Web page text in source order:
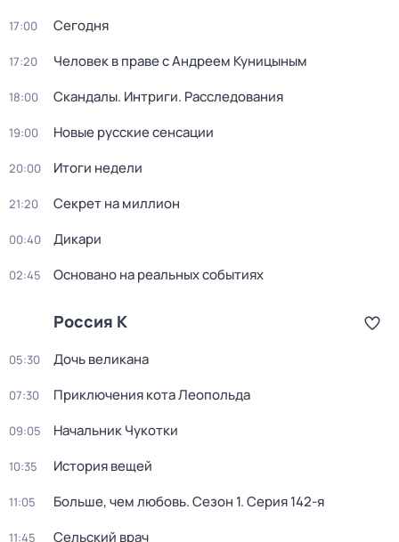
17:00 Сегодня
17:20 Человек в праве с Андреем Куницыным
18:00 Скандалы. Интриги. Расследования
19:00 Новые русские сенсации
20:00 Итоги недели
21:20 Секрет на миллион
00:40 Дикари
02:45 Основано на реальных событиях
Россия К
05:30 Дочь великана
07:30 Приключения кота Леопольда
09:05 Начальник Чукотки
10:35 История вещей
11:05 Больше, чем любовь. Сезон 1. Серия 142-я
11:45 Сельский врач